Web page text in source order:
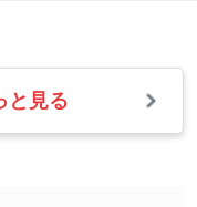
淡を表現した
本体色に合わ
な場合は、ス
ともございま
ている場合
場合
ルにてご連絡
も受け付けて
と見る